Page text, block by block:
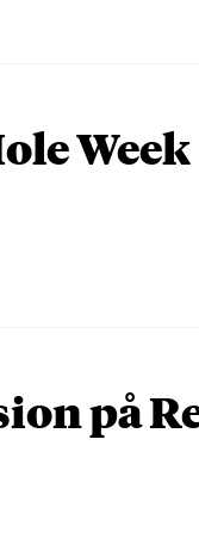
Week
på